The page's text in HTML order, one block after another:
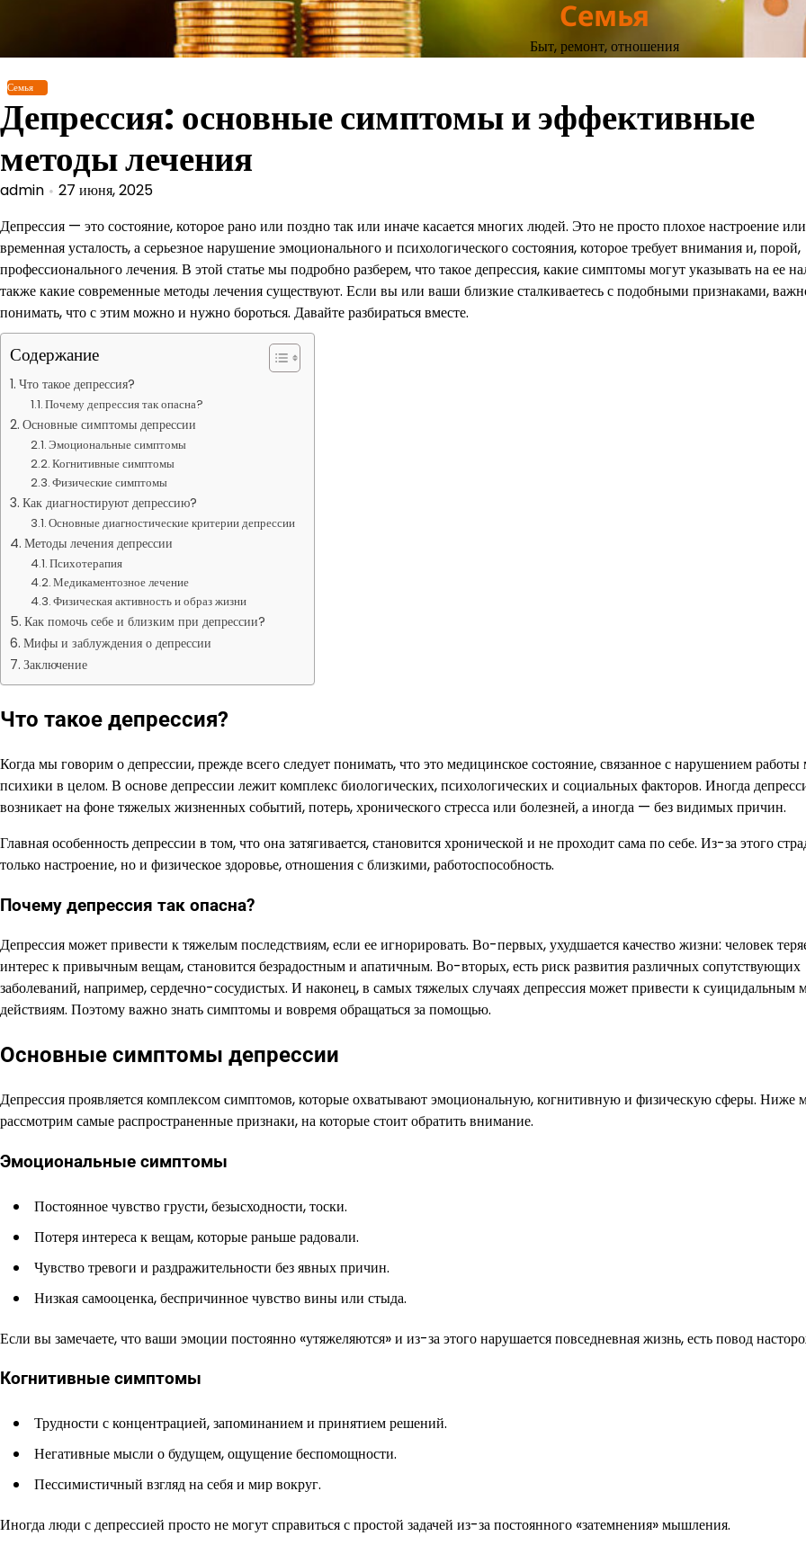
содержимому
Семья
Быт, ремонт, отношения
Семья
Депрессия: основные симптомы и эффективные
методы лечения
admin
27 июня, 2025
Депрессия — это состояние, которое рано или поздно так или иначе касается многих людей. Это не просто плохое настроение или
временная усталость, а серьезное нарушение эмоционального и психологического состояния, которое требует внимания и, порой,
профессионального лечения. В этой статье мы подробно разберем, что такое депрессия, какие симптомы могут указывать на ее
также какие современные методы лечения существуют. Если вы или ваши близкие сталкиваетесь с подобными признаками,
понимать, что с этим можно и нужно бороться. Давайте разбираться вместе.
Содержание
Что такое депрессия?
Почему депрессия так опасна?
Основные симптомы депрессии
Эмоциональные симптомы
Когнитивные симптомы
Физические симптомы
Как диагностируют депрессию?
Основные диагностические критерии депрессии
Методы лечения депрессии
Психотерапия
Медикаментозное лечение
Физическая активность и образ жизни
Как помочь себе и близким при депрессии?
Мифы и заблуждения о депрессии
Заключение
Что такое депрессия?
Когда мы говорим о депрессии, прежде всего следует понимать, что это медицинское состояние, связанное с нарушением работы
психики в целом. В основе депрессии лежит комплекс биологических, психологических и социальных факторов. Иногда
возникает на фоне тяжелых жизненных событий, потерь, хронического стресса или болезней, а иногда — без видимых причин.
Главная особенность депрессии в том, что она затягивается, становится хронической и не проходит сама по себе. Из-за этого
только настроение, но и физическое здоровье, отношения с близкими, работоспособность.
Почему депрессия так опасна?
Депрессия может привести к тяжелым последствиям, если ее игнорировать. Во-первых, ухудшается качество жизни: человек
интерес к привычным вещам, становится безрадостным и апатичным. Во-вторых, есть риск развития различных сопутствующих
заболеваний, например, сердечно-сосудистых. И наконец, в самых тяжелых случаях депрессия может привести к суицидальным
действиям. Поэтому важно знать симптомы и вовремя обращаться за помощью.
Основные симптомы депрессии
Депрессия проявляется комплексом симптомов, которые охватывают эмоциональную, когнитивную и физическую сферы. Ниже
рассмотрим самые распространенные признаки, на которые стоит обратить внимание.
Эмоциональные симптомы
Постоянное чувство грусти, безысходности, тоски.
Потеря интереса к вещам, которые раньше радовали.
Чувство тревоги и раздражительности без явных причин.
Низкая самооценка, беспричинное чувство вины или стыда.
Если вы замечаете, что ваши эмоции постоянно «утяжеляются» и из-за этого нарушается повседневная жизнь, есть повод
Когнитивные симптомы
Трудности с концентрацией, запоминанием и принятием решений.
Негативные мысли о будущем, ощущение беспомощности.
Пессимистичный взгляд на себя и мир вокруг.
Иногда люди с депрессией просто не могут справиться с простой задачей из-за постоянного «затемнения» мышления.